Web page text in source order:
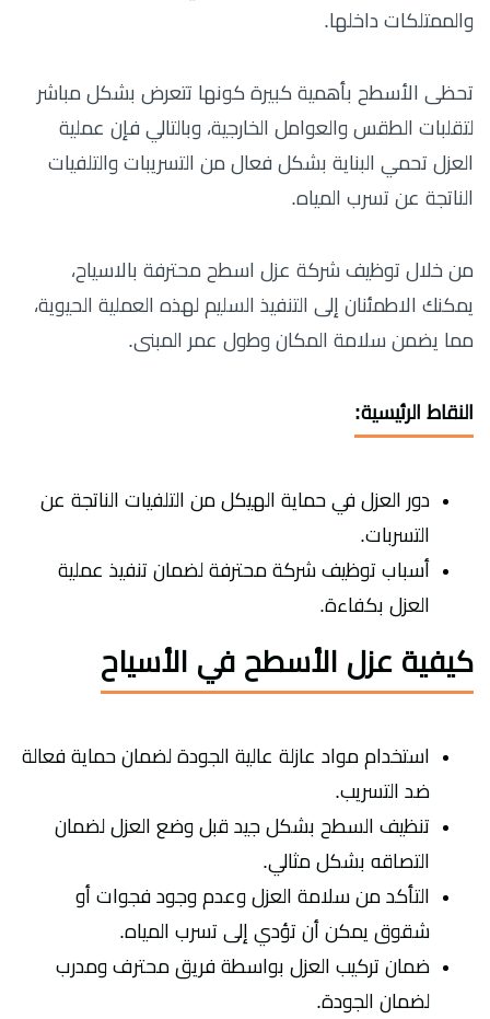
والممتلكات داخلها.
تحظى الأسطح بأهمية كبيرة كونها تتعرض بشكل مباشر
لتقلبات الطقس والعوامل الخارجية، وبالتالي فإن عملية
العزل تحمي البناية بشكل فعال من التسريبات والتلفيات
الناتجة عن تسرب المياه.
من خلال توظيف شركة عزل اسطح محترفة بالاسياح،
يمكنك الاطمئنان إلى التنفيذ السليم لهذه العملية الحيوية،
مما يضمن سلامة المكان وطول عمر المبنى.
النقاط الرئيسية:
دور العزل في حماية الهيكل من التلفيات الناتجة عن
التسربات.
أسباب توظيف شركة محترفة لضمان تنفيذ عملية
العزل بكفاءة.
كيفية عزل الأسطح في الأسياح
استخدام مواد عازلة عالية الجودة لضمان حماية فعالة
ضد التسريب.
تنظيف السطح بشكل جيد قبل وضع العزل لضمان
التصاقه بشكل مثالي.
التأكد من سلامة العزل وعدم وجود فجوات أو
شقوق يمكن أن تؤدي إلى تسرب المياه.
ضمان تركيب العزل بواسطة فريق محترف ومدرب
لضمان الجودة.